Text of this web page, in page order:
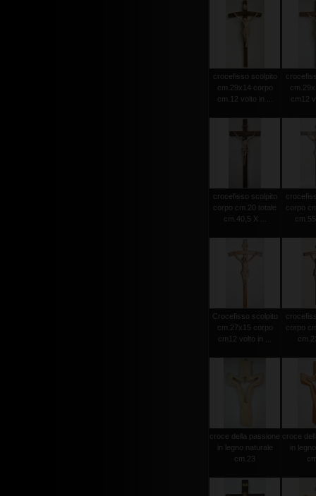
crocefisso scolpito
cm.29x14 corpo
cm.12 volto in ...
cm12
crocefisso scolpito
corpo cm.20 totale
cm.40,5 X ...
corpo
Crocefisso scolpito
cm.27x15 corpo
cm12 volto in ...
corpo
croce della passione
in legno naturale
cm.23
croce
in